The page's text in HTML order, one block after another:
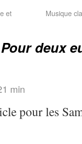
et
Musique
Pour deux
min
pour les